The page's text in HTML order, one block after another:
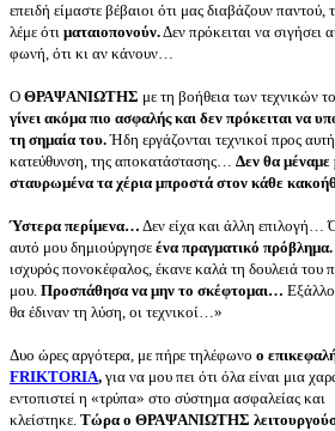
επειδή είμαστε βέβαιοι ότι μας διαβάζουν παντού,
λέμε ότι ματαιοπονούν.Δεν πρόκειται να σιγήσει
φωνή, ότι κι αν κάνουν…
Ο ΘΡΑΨΑΝΙΩΤΗΣ με τη βοήθεια των τεχνικών
γίνει ακόμα πιο ασφαλής και δεν πρόκειται να
τη σημαία του.Ήδη εργάζονται τεχνικοί προς
κατεύθυνση, της αποκατάστασης… Δεν θα μέναμε
σταυρωμένα τα χέρια μπροστά στον κάθε
Ύστερα περίμενα… Δεν είχα και άλλη επιλογή…
αυτό μου δημιούργησε ένα πραγματικό πρόβλημα.
ισχυρός πονοκέφαλος, έκανε καλά τη δουλειά του
μου. Προσπάθησα να μην το σκέφτομαι…
θα έδιναν τη λύση, οι τεχνικοί…»
Δυο ώρες αργότερα, με πήρε τηλέφωνο ο
FRIKTORIA, για να μου πει ότι όλα είναι μια
εντοπιστεί η «τρύπα» στο σύστημα ασφαλείας και
κλείστηκε. Τώρα ο ΘΡΑΨΑΝΙΩΤΗΣ